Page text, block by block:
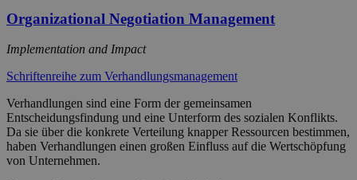
Organizational Negotiation Management
Implementation and Impact
Schriftenreihe zum Verhandlungsmanagement
Verhandlungen sind eine Form der gemeinsamen
Entscheidungsfindung und eine Unterform des sozialen Konflikts.
Da sie über die konkrete Verteilung knapper Ressourcen bestimmen,
haben Verhandlungen einen großen Einfluss auf die Wertschöpfung
von Unternehmen.